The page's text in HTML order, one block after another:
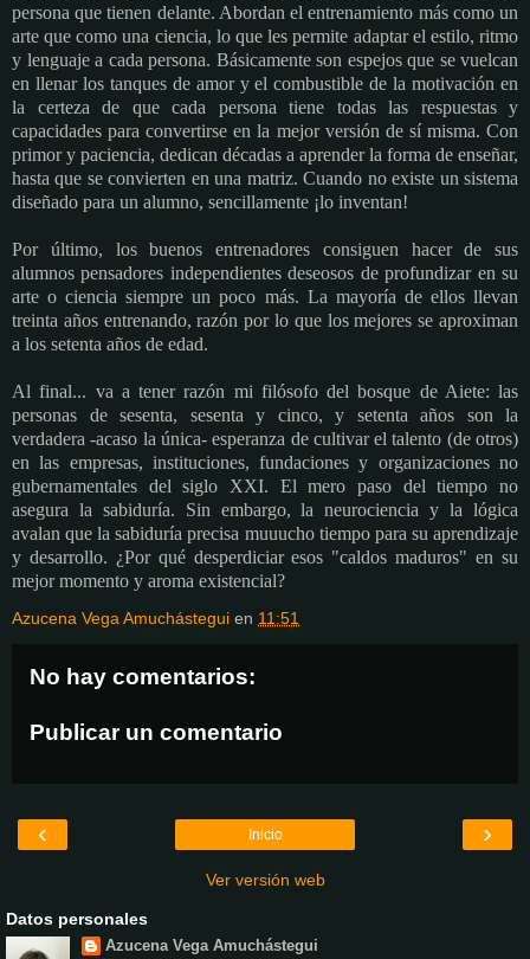
persona que tienen delante. Abordan el entrenamiento más como un
arte que como una ciencia, lo que les permite adaptar el estilo, ritmo
y lenguaje a cada persona. Básicamente son espejos que se vuelcan
en llenar los tanques de amor y el combustible de la motivación en
la certeza de que cada persona tiene todas las respuestas y
capacidades para convertirse en la mejor versión de sí misma. Con
primor y paciencia, dedican décadas a aprender la forma de enseñar,
hasta que se convierten en una matriz. Cuando no existe un sistema
diseñado para un alumno, sencillamente ¡lo inventan!
Por último, los buenos entrenadores consiguen hacer de sus
alumnos pensadores independientes deseosos de profundizar en su
arte o ciencia siempre un poco más. La mayoría de ellos llevan
treinta años entrenando, razón por lo que los mejores se aproximan
a los setenta años de edad.
Al final... va a tener razón mi filósofo del bosque de Aiete: las
personas de sesenta, sesenta y cinco, y setenta años son la
verdadera -acaso la única- esperanza de cultivar el talento (de otros)
en las empresas, instituciones, fundaciones y organizaciones no
gubernamentales del siglo XXI. El mero paso del tiempo no
asegura la sabiduría. Sin embargo, la neurociencia y la lógica
avalan que la sabiduría precisa muuucho tiempo para su aprendizaje
y desarrollo. ¿Por qué desperdiciar esos "caldos maduros" en su
mejor momento y aroma existencial?
Azucena Vega Amuchástegui en 11:51
No hay comentarios:
Publicar un comentario
‹ ›
Inicio
Ver versión web
Datos personales
Azucena Vega Amuchástegui